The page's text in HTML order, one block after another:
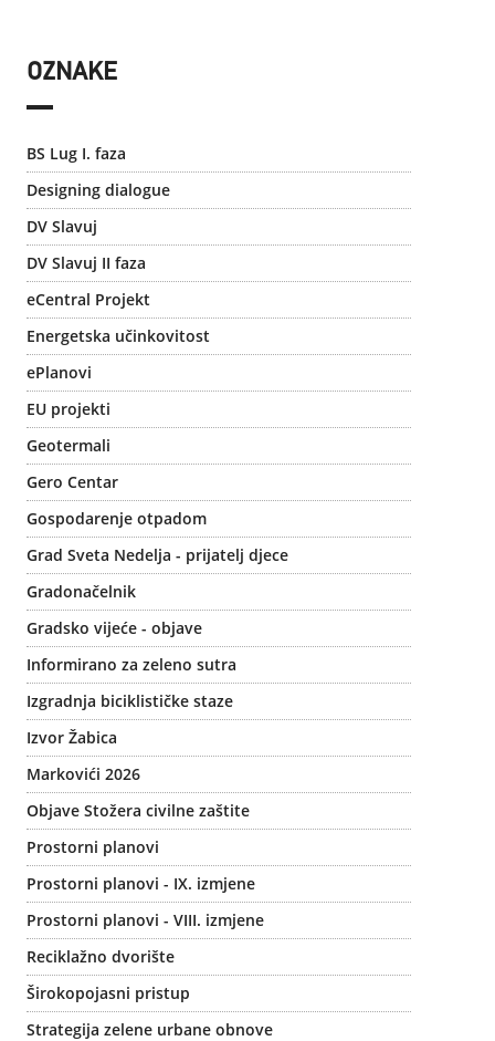
OZNAKE
BS Lug I. faza
Designing dialogue
DV Slavuj
DV Slavuj II faza
eCentral Projekt
Energetska učinkovitost
ePlanovi
EU projekti
Geotermali
Gero Centar
Gospodarenje otpadom
Grad Sveta Nedelja - prijatelj djece
Gradonačelnik
Gradsko vijeće - objave
Informirano za zeleno sutra
Izgradnja biciklističke staze
Izvor Žabica
Markovići 2026
Objave Stožera civilne zaštite
Prostorni planovi
Prostorni planovi - IX. izmjene
Prostorni planovi - VIII. izmjene
Reciklažno dvorište
Širokopojasni pristup
Strategija zelene urbane obnove